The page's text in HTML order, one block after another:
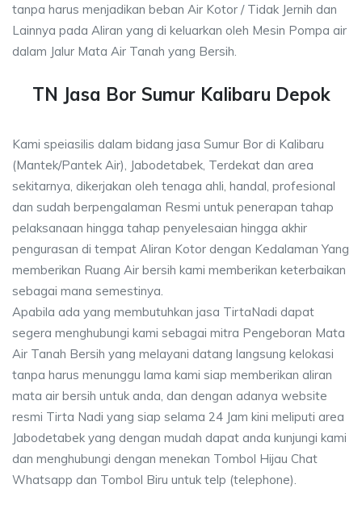
tanpa harus menjadikan beban Air Kotor / Tidak Jernih dan
Lainnya pada Aliran yang di keluarkan oleh Mesin Pompa air
dalam Jalur Mata Air Tanah yang Bersih.
TN Jasa Bor Sumur Kalibaru Depok
Kami speiasilis dalam bidang jasa Sumur Bor di Kalibaru
(Mantek/Pantek Air), Jabodetabek, Terdekat dan area
sekitarnya, dikerjakan oleh tenaga ahli, handal, profesional
dan sudah berpengalaman Resmi untuk penerapan tahap
pelaksanaan hingga tahap penyelesaian hingga akhir
pengurasan di tempat Aliran Kotor dengan Kedalaman Yang
memberikan Ruang Air bersih kami memberikan keterbaikan
sebagai mana semestinya.
Apabila ada yang membutuhkan jasa TirtaNadi dapat
segera menghubungi kami sebagai mitra Pengeboran Mata
Air Tanah Bersih yang melayani datang langsung kelokasi
tanpa harus menunggu lama kami siap memberikan aliran
mata air bersih untuk anda, dan dengan adanya website
resmi Tirta Nadi yang siap selama 24 Jam kini meliputi area
Jabodetabek yang dengan mudah dapat anda kunjungi kami
dan menghubungi dengan menekan Tombol Hijau Chat
Whatsapp dan Tombol Biru untuk telp (telephone).